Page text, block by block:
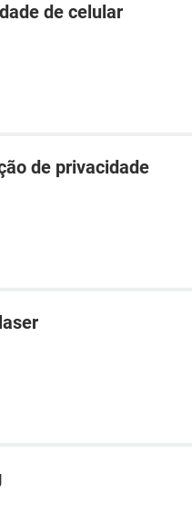
de celular
de privacidade